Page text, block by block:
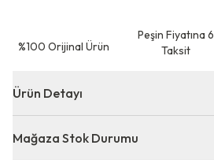
⁠%100 Orijinal Ürün
Peşin Fiyatına 6
Taksit
Ürün Detayı
Mağaza Stok Durumu